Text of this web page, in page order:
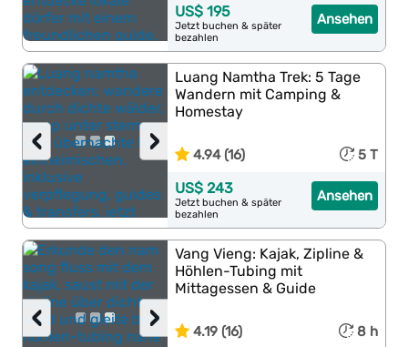
Ansehen
US$ 195
Jetzt buchen & später
bezahlen
›
‹
Luang Namtha Trek: 5 Tage
Wandern mit Camping &
Homestay
4.94 (16) 5 T
Ansehen
US$ 243
Jetzt buchen & später
bezahlen
›
‹
Vang Vieng: Kajak, Zipline &
Höhlen-Tubing mit
Mittagessen & Guide
4.19 (16) 8 h